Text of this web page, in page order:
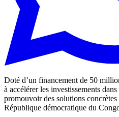
Doté d’un financement de 50
à accélérer les investissements
promouvoir des solutions
République démocratique du